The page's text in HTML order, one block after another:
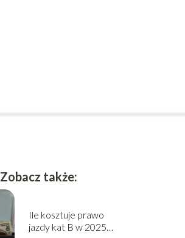
Zobacz także:
Ile kosztuje prawo
jazdy kat B w 2025